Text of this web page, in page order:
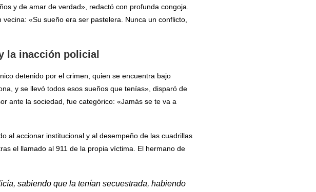
y de amar de verdad», redactó con profunda congoja.
«Su sueño era ser pastelera. Nunca un conflicto,
la inacción policial
detenido por el crimen, quien se encuentra bajo
y se llevó todos esos sueños que tenías», disparó de
ante la sociedad, fue categórico: «Jamás se te va a
al accionar institucional y al desempeño de las cuadrillas
el llamado al 911 de la propia víctima. El hermano de
sabiendo que la tenían secuestrada, habiendo